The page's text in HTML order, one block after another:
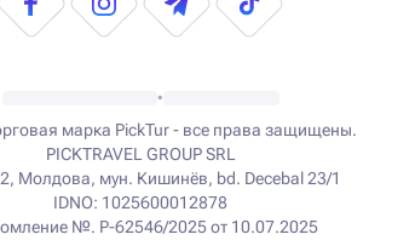
•
марка PickTur - все права защищены.
PICKTRAVEL GROUP SRL
Молдова, мун. Кишинёв, bd. Decebal 23/1
IDNO: 1025600012878
№. P-62546/2025 от 10.07.2025